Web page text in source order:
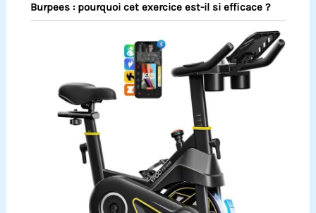
Burpees : pourquoi cet exercice est-il si efficace ?